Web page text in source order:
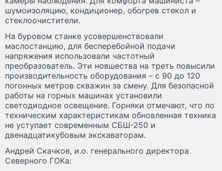
шумоизоляцию, кондиционер, обогрев стекол и
стеклоочистители.
На буровом станке усовершенствовали
маслостанцию, для бесперебойной подачи
напряжения использовали частотный
преобразователь. Эти новшества на треть повысили
производительность оборудования – с 90 до 120
погонных метров скважин за смену. Для безопасной
работы на горных машинах установили
светодиодное освещение. Горняки отмечают, что по
техническим характеристикам обновленная техника
не уступает современным СБШ-250 и
двенадцатикубовым экскаваторам.
Андрей Скачков, и.о. генерального директора
Северного ГОКа: